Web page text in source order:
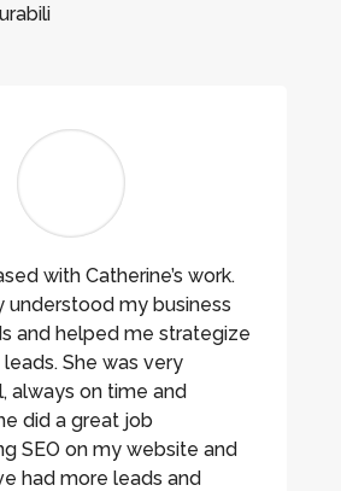
with Catherine’s work.
understood my business
and helped me strategize
She was very
always on time and
did a great job
SEO on my website and
had more leads and